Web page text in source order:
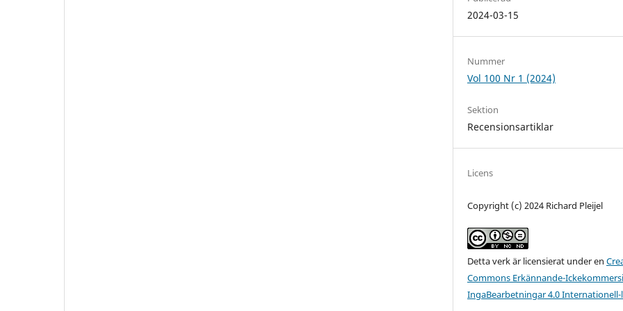
2024-03-15
Nummer
Vol 100 Nr 1 (2024)
Sektion
Recensionsartiklar
Licens
Copyright (c) 2024 Richard Pleijel
Detta verk är licensierat under en
Commons Erkännande-
IngaBearbetningar 4.0 Internationell-